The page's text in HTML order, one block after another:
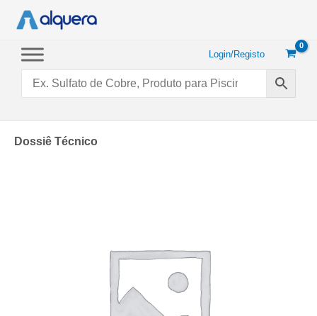
conteúdo
Login/Registo
Dossiê Técnico